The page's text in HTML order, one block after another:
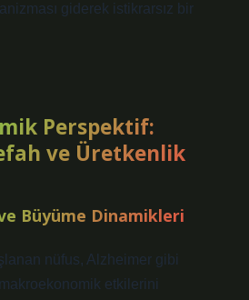
giderek istikrarsız bir
Perspektif:
ve Üretkenlik
Büyüme Dinamikleri
nüfus, Alzheimer gibi
etkilerini